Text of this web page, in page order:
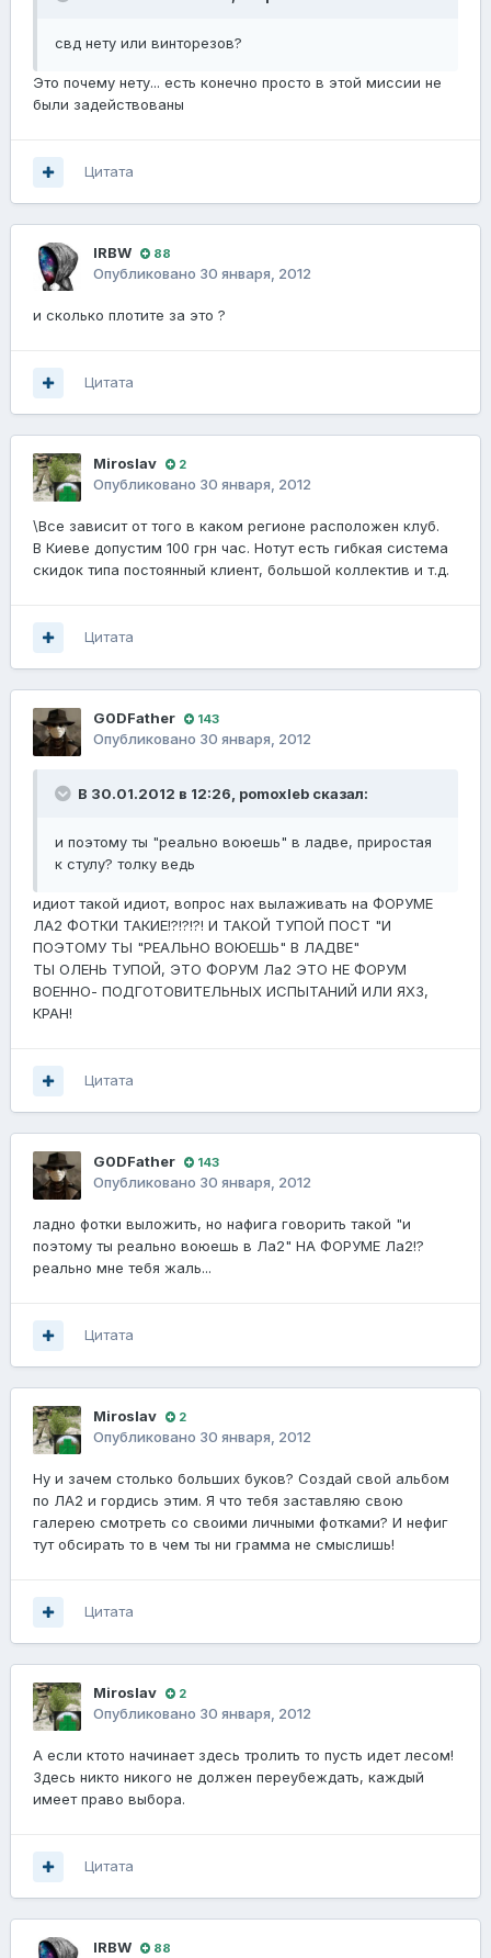
свд нету или винторезов?
Это почему нету... есть конечно просто в этой миссии не
были задействованы
Цитата
lRBW 88
Опубликовано 30 января, 2012
и сколько плотите за это ?
Цитата
Miroslav 2
Опубликовано 30 января, 2012
\Все зависит от того в каком регионе расположен клуб.
В Киеве допустим 100 грн час. Нотут есть гибкая система
скидок типа постоянный клиент, большой коллектив и т.д.
Цитата
G0DFathеr 143
Опубликовано 30 января, 2012
В 30.01.2012 в 12:26, pomoxleb сказал:
и поэтому ты "реально воюешь" в ладве, приростая
к стулу? толку ведь
идиот такой идиот, вопрос нах вылаживать на ФОРУМЕ
ЛА2 ФОТКИ ТАКИЕ!?!?!?! И ТАКОЙ ТУПОЙ ПОСТ "И
ПОЭТОМУ ТЫ "РЕАЛЬНО ВОЮЕШЬ" В ЛАДВЕ"
ТЫ ОЛЕНЬ ТУПОЙ, ЭТО ФОРУМ Ла2 ЭТО НЕ ФОРУМ
ВОЕННО- ПОДГОТОВИТЕЛЬНЫХ ИСПЫТАНИЙ ИЛИ ЯХЗ,
КРАН!
Цитата
G0DFathеr 143
Опубликовано 30 января, 2012
ладно фотки выложить, но нафига говорить такой "и
поэтому ты реально воюешь в Ла2" НА ФОРУМЕ Ла2!?
реально мне тебя жаль...
Цитата
Miroslav 2
Опубликовано 30 января, 2012
Ну и зачем столько больших буков? Создай свой альбом
по ЛА2 и гордись этим. Я что тебя заставляю свою
галерею смотреть со своими личными фотками? И нефиг
тут обсирать то в чем ты ни грамма не смыслишь!
Цитата
Miroslav 2
Опубликовано 30 января, 2012
А если ктото начинает здесь тролить то пусть идет лесом!
Здесь никто никого не должен переубеждать, каждый
имеет право выбора.
Цитата
lRBW 88